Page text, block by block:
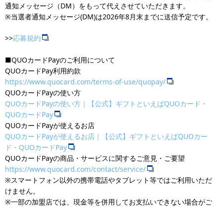
通知メッセージ（DM）をもって代えさせていただきます。
※当選者通知メッセージ(DM)は2026年8月末までに送信予定です。
>>応募規約
■QUOカードPayのご利用について
QUOカードPay利用約款
https://www.quocard.com/terms-of-use/quopay/
QUOカードPayの使い方
QUOカードPayの使い方｜【公式】ギフトといえばQUOカード・
QUOカードPay
QUOカードPayが使えるお店
QUOカードPayが使えるお店｜【公式】ギフトといえばQUOカー
ド・QUOカードPay
QUOカードPayの商品・サービスに関するご意見・ご要望
https://www.quocard.com/contact/service/
※スマートフォン以外の携帯電話やタブレット等ではご利用いただ
けません。
※一部の加盟店では、現金等を併用してお支払いできない場合がご